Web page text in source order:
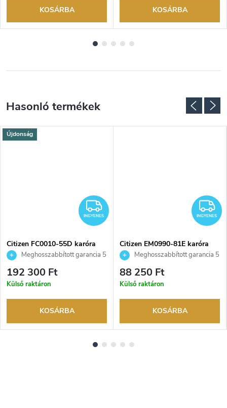
KOSÁRBA KOSÁRBA
Újdonság
INGYENES
INGYENES
Citizen FC0010-55D karóra
Meghosszabbított garancia 5
évre. Akár 100 napos
visszaküldési lehetőség. Hivatalos
192 300 Ft
Külső raktáron
KOSÁRBA
INGYENES
Citizen EM0990-81E karóra
Meghosszabbított garancia 5
évre. Akár 100 napos
visszaküldési lehetőség. Hivatalos
88 250 Ft
Külső raktáron
KOSÁRBA